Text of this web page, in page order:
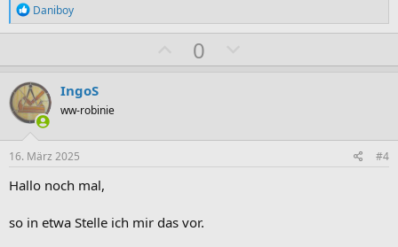
R
e
a
t
i
o
n
e
n
:
Daniboy
o
t
S
0
e
t
IngoS
ww-robinie
16. März 2025 #4
Hallo noch mal,
so in etwa Stelle ich mir das vor.